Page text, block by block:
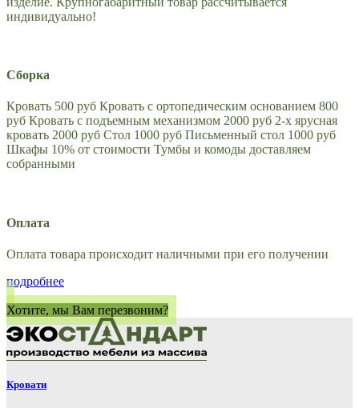
индивидуально!
Сборка
Кровать 500 руб Кровать с ортопедическим основанием 800
руб Кровать с подъемным механизмом 2000 руб 2-х ярусная
кровать 2000 руб Стол 1000 руб Письменный стол 1000 руб
Шкафы 10% от стоимости Тумбы и комоды доставляем
собранными
Оплата
Оплата товара происходит наличными при его получении
подробнее
Хотите, мы Вам перезвоним?
Кровати